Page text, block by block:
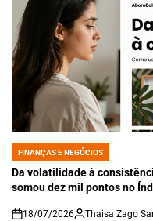
POSTED
IN
FINANÇAS E NEGÓCIOS
Da volatilidade à
somou dez mil pontos no
18/07/2026 Thaisa Zago